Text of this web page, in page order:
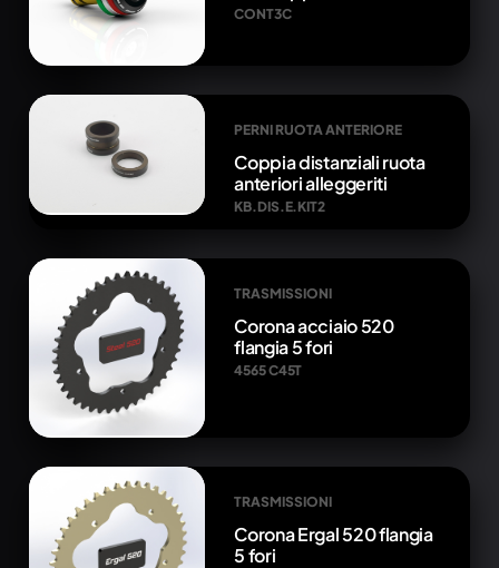
CONT3C
PERNI RUOTA ANTERIORE
Coppia distanziali ruota
anteriori alleggeriti
KB.DIS.E.KIT2
TRASMISSIONI
Corona acciaio 520
flangia 5 fori
4565 C45T
TRASMISSIONI
Corona Ergal 520 flangia
5 fori